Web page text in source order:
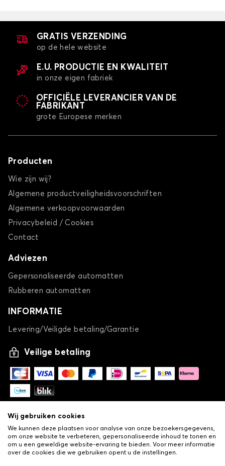
GRATIS VERZENDING
op de hele website
E.U. PRODUCTIE EN KWALITEIT
in onze eigen fabriek
OFFICIËLE LEVERANCIER VAN DE
FABRIKANT
grote Europese merken
Producten
Wie zijn wij?
Algemene productveiligheidsvoorschriften
Algemene verkoopvoorwaarden
Privacybeleid / Cookies
Contact
Adviezen
Gepersonaliseerde automatten
Rubberen automatten
INFORMATIE
Levering/Veiligde betaling/Garantie
Veilige betaling
Wij gebruiken cookies
We kunnen deze plaatsen voor analyse van onze bezoekersgegevens,
om onze website te verbeteren, gepersonaliseerde inhoud te tonen en
om u een geweldige website-ervaring te bieden. Voor meer informatie
over de cookies die we gebruiken opent u de instellingen.